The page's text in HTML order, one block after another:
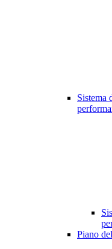
Sistema
Piano